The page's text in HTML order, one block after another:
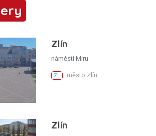
Zlín
náměstí Míru
ZL město Zlín
Zlín